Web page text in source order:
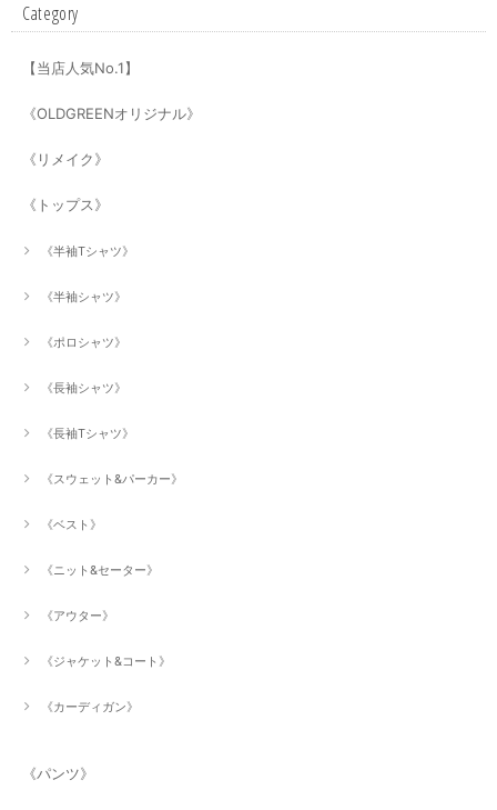
Category
【当店人気No.1】
《OLDGREENオリジナル》
《リメイク》
《トップス》
《半袖Tシャツ》
《半袖シャツ》
《ポロシャツ》
《長袖シャツ》
《長袖Tシャツ》
《スウェット&パーカー》
《ベスト》
《ニット&セーター》
《アウター》
《ジャケット&コート》
《カーディガン》
《パンツ》